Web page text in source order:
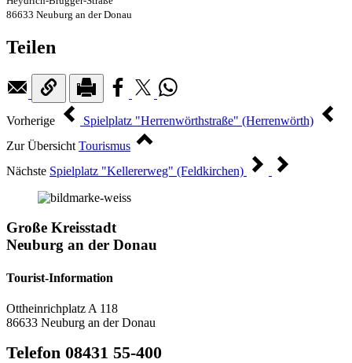
86633 Neuburg an der Donau
Teilen
Vorherige
Spielplatz "Herrenwörthstraße" (Herrenwörth)
Zur Übersicht Tourismus
Nächste Spielplatz "Kellererweg" (Feldkirchen)
Große Kreisstadt
Neuburg an der Donau
Tourist-Information
Ottheinrichplatz A 118
86633 Neuburg an der Donau
Telefon 08431 55-400